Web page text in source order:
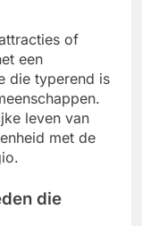
of
een
die typerend is
leven van
met de
die